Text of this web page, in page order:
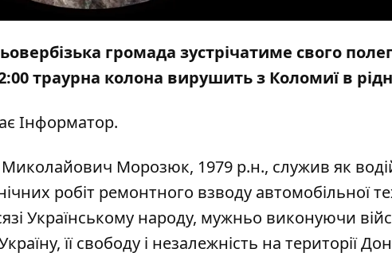
громада зустрічатиме свого
траурна колона вирушить з Коломиї в
Інформатор.
Морозюк, 1979 р.н., служив як
робіт ремонтного взводу автомобільної
Українському народу, мужньо виконуючи
її свободу і незалежність на території